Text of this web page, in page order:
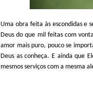
Uma obra feita às escondidas e
Deus do que mil feitas com
amor mais puro, pouco se
Deus as conheça. E ainda que
mesmos serviços com a mesma